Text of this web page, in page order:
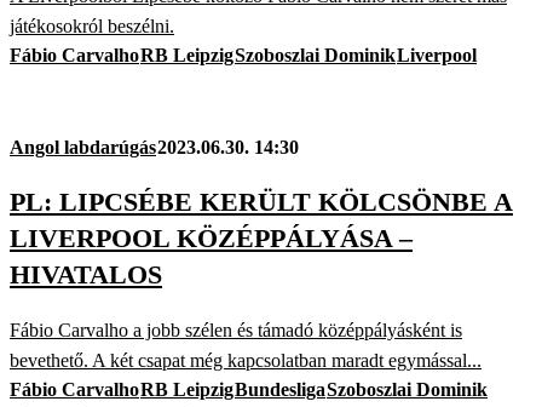
játékosokról beszélni.
Fábio CarvalhoRB LeipzigSzoboszlai DominikLiverpool
Angol labdarúgás2023.06.30. 14:30
PL: LIPCSÉBE KERÜLT KÖLCSÖNBE A
LIVERPOOL KÖZÉPPÁLYÁSA –
HIVATALOS
Fábio Carvalho a jobb szélen és támadó középpályásként is
bevethető. A két csapat még kapcsolatban maradt egymással...
Fábio CarvalhoRB LeipzigBundesligaSzoboszlai Dominik